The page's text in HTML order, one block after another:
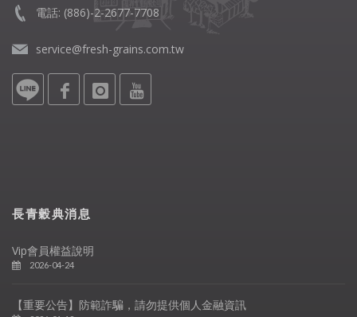
電話: (886)-2-2677-7708
service@fresh-grains.com.tw
長青穀典消息
Vip會員權益說明
2026-04-24
【重要公告】防範詐騙，請勿提供個人金融資訊